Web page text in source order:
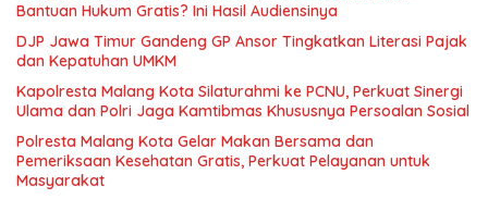
Bantuan Hukum Gratis? Ini Hasil Audiensinya
DJP Jawa Timur Gandeng GP Ansor Tingkatkan Literasi Pajak
dan Kepatuhan UMKM
Kapolresta Malang Kota Silaturahmi ke PCNU, Perkuat Sinergi
Ulama dan Polri Jaga Kamtibmas Khususnya Persoalan Sosial
Polresta Malang Kota Gelar Makan Bersama dan
Pemeriksaan Kesehatan Gratis, Perkuat Pelayanan untuk
Masyarakat